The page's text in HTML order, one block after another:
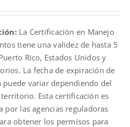
La Certificación en Manejo
tiene una validez de hasta 5
Rico, Estados Unidos y
La fecha de expiración de
puede variar dependiendo del
Esta certificación es
por las agencias reguladoras
obtener los permisos para